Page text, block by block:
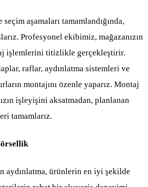
seçim aşamaları tamamlandığında,
Profesyonel ekibimiz, mağazanızın
işlemlerini titizlikle gerçekleştirir.
raflar, aydınlatma sistemleri ve
montajını özenle yaparız. Montaj
işleyişini aksatmadan, planlanan
tamamlarız.
aydınlatma, ürünlerin en iyi şekilde